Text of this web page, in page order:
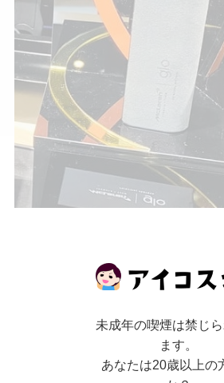
ファブリックスリーブに高級車
未成年の喫煙は禁じ
ます。
あなたは20歳以上の